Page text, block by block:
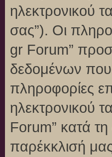
ηλεκτρονικού
σας”). Οι
gr Forum”
δεδομένων που
πληροφορίες
ηλεκτρονικού
Forum” κατά τη
παρέκκλισή